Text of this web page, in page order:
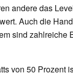
andere das
Auch die
sind zahlreiche
von 50 Prozent